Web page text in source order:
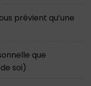
prévient qu’une
que
soi)